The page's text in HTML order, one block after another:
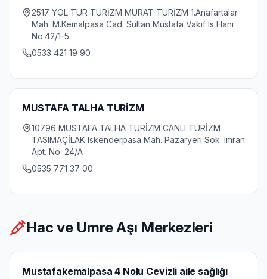
2517 YOL TUR TURİZM MURAT TURİZM 1.Anafartalar
Mah. M.Kemalpasa Cad. Sultan Mustafa Vakif Is Hani
No:42/1-5
0533 421 19 90
MUSTAFA TALHA TURİZM
10796 MUSTAFA TALHA TURİZM CANLI TURİZM
TASIMAÇİLAK Iskenderpasa Mah. Pazaryeri Sok. Imran
Apt. No. 24/A
0535 771 37 00
Hac ve Umre Aşı Merkezleri
Mustafakemalpasa 4 Nolu Cevizli aile sağlığı